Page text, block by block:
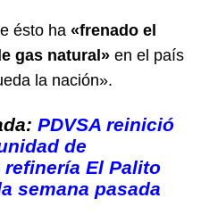
ésto ha «frenado el
gas natural» en el país
la nación».
PDVSA reinició
de
El Palito
semana pasada